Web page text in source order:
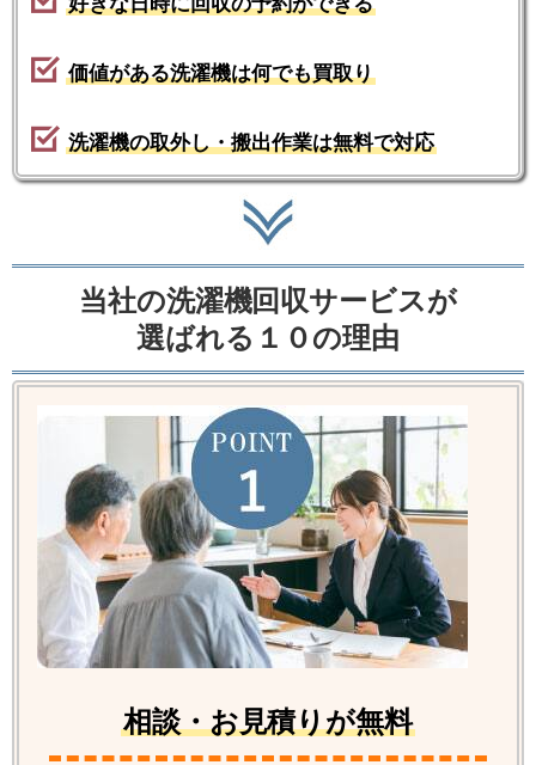
価値がある洗濯機は何でも買取り
洗濯機の取外し・搬出作業は無料で対応
当社の洗濯機回収サービスが
選ばれる１０の理由
相談・お見積りが無料